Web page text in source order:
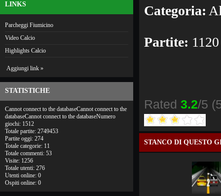
LINKS
Parcheggi Fiumicino
Video Calcio
Highlights Calcio
Aggiungi link »
STATISTICHE
Cannot connect to the databaseCannot connect to the
databaseCannot connect to the databaseNumero
giochi: 1512
Totale partite: 2749453
Partite oggi: 274
Totale categorie: 11
Totale commenti: 53
Visite: 1256
Totale utenti: 276
Utenti online: 0
Ospiti online: 0
Categoria:
Partite: 1120
Rated 3.2/5 (
STANCO DI QUESTO